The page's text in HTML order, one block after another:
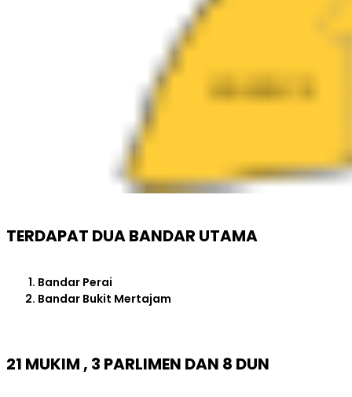
TERDAPAT DUA BANDAR UTAMA
Bandar Perai
Bandar Bukit Mertajam
21 MUKIM , 3 PARLIMEN DAN 8 DUN